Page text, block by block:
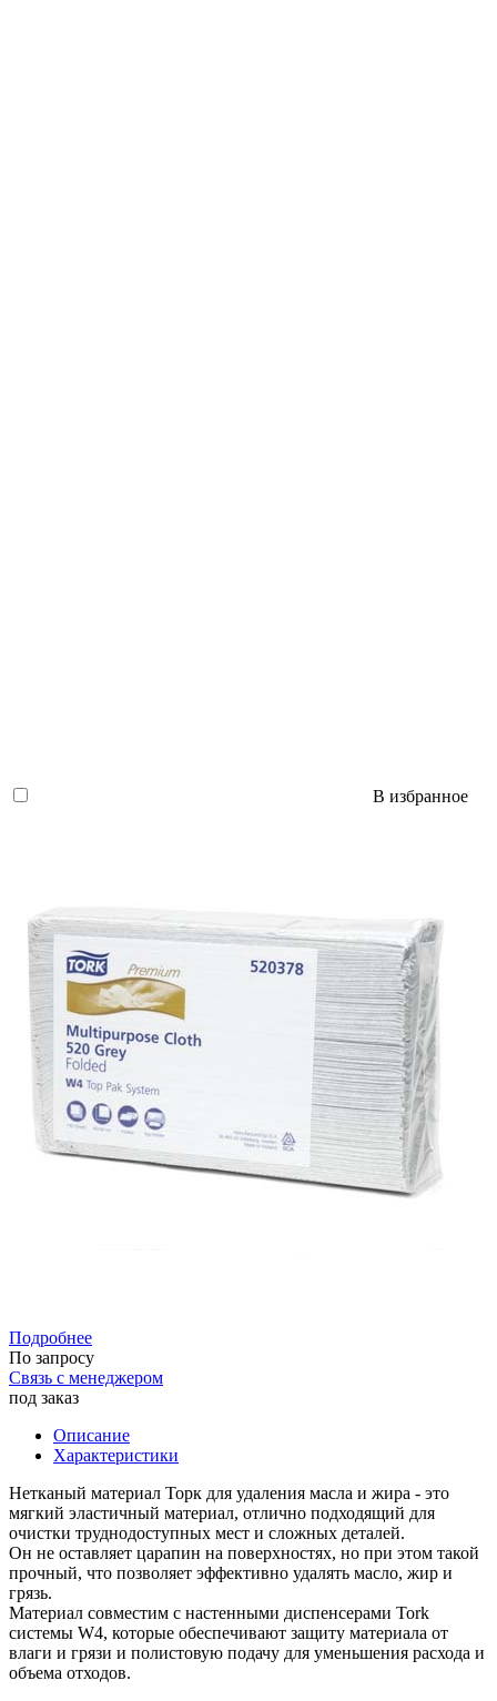
В избранное
Подробнее
По запросу
Связь с менеджером
под заказ
Описание
Характеристики
Нетканый материал Торк для удаления масла и жира - это
мягкий эластичный материал, отлично подходящий для
очистки труднодоступных мест и сложных деталей.
Он не оставляет царапин на поверхностях, но при этом такой
прочный, что позволяет эффективно удалять масло, жир и
грязь.
Материал совместим с настенными диспенсерами Tork
системы W4, которые обеспечивают защиту материала от
влаги и грязи и полистовую подачу для уменьшения расхода и
объема отходов.